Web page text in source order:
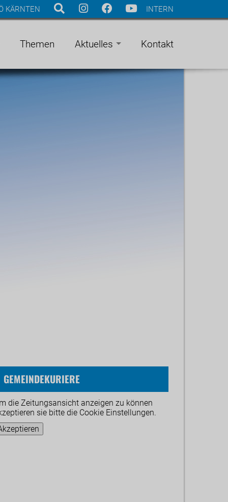
INTERN
KÄRNTEN
Themen Aktuelles Kontakt
GEMEINDEKURIERE
die Zeitungsansicht anzeigen zu können
sie bitte die Cookie Einstellungen.